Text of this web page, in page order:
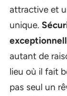
attractive et
unique.
autant de
lieu où il fait
pas seul un